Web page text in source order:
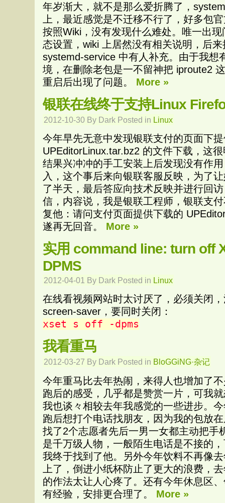
年岁渐大，就不是那么爱折腾了，
上，最近感觉是不迁移不行了，好多包
按照Wiki，没有发现什么难处。唯一出
态设置，wiki 上居然没有相关说明，后
systemd-service 中有人补充。由于我想
境，在删除老包是一不留神把 iproute2
重启后出现了问题。 More »
银联在线终于支持Linux
2012-10-30 By Dark Posted in Linux
今年早先无意中发现银联支付的页面下
UPEditorLinux.tar.bz2 的文件下载，这
结果兴冲冲的手工安装上后发现没有作
入，这个事后来向银联客服反映，为了
了半天，最后答应向技术反映并进行回
信，内容说，我是银联工程师，银联支
复他：请问支付页面提供下载的
遂再无回音。 More »
实用 command line: turn off
DPMS
2012-04-01 By Dark Posted in Linux
在线看视频网站时太讨厌了，必须关闭
screen-saver，要同时关闭：
xset s off -dpms
我看重马
2012-03-27 By Dark Posted in BloGGiNG·杂记
今年重马比去年热闹，来得人也增加了
跑后的感受，几乎都是赞赏一片，可我
我也谈々相较去年我感觉的一些进步。
跑后想打个电话找朋友，因为我的包放
找了2个志愿者先后一男一女都主动把手
是千万级人物，一般陌生电话是不接的
我终于找到了他。另外今年饮料不再像
上了，倒进小纸杯防止了更大的浪费，
的作法太让人心疼了。还有今年休息区
有经验，安排更合理了。 More »